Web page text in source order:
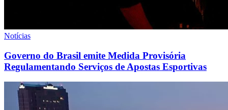
Notícias
Governo do Brasil emite Medida Provisória
Regulamentando Serviços de Apostas Esportivas